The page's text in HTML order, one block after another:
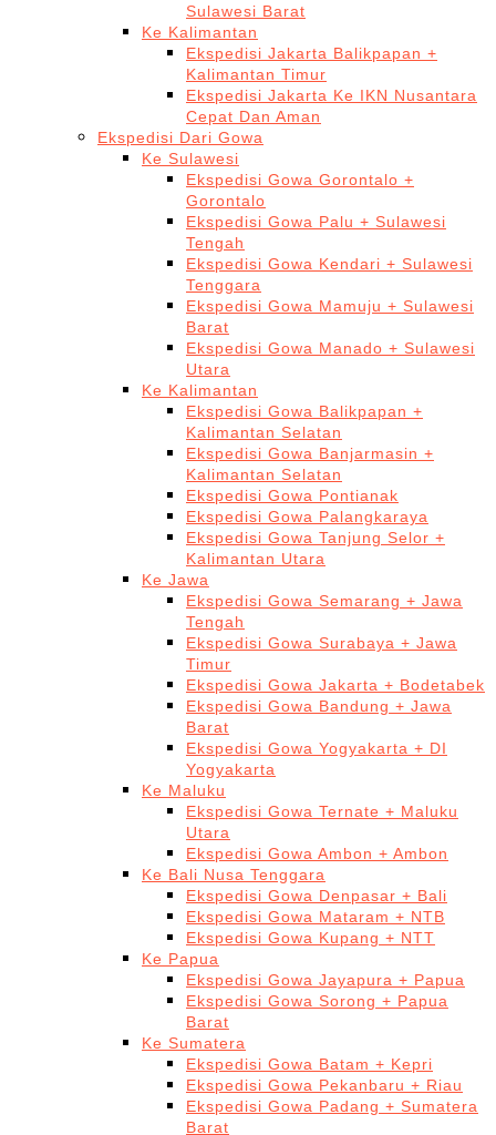
Sulawesi Barat
Ke Kalimantan
Ekspedisi Jakarta Balikpapan +
Kalimantan Timur
Ekspedisi Jakarta Ke IKN Nusantara
Cepat Dan Aman
Ekspedisi Dari Gowa
Ke Sulawesi
Ekspedisi Gowa Gorontalo +
Gorontalo
Ekspedisi Gowa Palu + Sulawesi
Tengah
Ekspedisi Gowa Kendari + Sulawesi
Tenggara
Ekspedisi Gowa Mamuju + Sulawesi
Barat
Ekspedisi Gowa Manado + Sulawesi
Utara
Ke Kalimantan
Ekspedisi Gowa Balikpapan +
Kalimantan Selatan
Ekspedisi Gowa Banjarmasin +
Kalimantan Selatan
Ekspedisi Gowa Pontianak
Ekspedisi Gowa Palangkaraya
Ekspedisi Gowa Tanjung Selor +
Kalimantan Utara
Ke Jawa
Ekspedisi Gowa Semarang + Jawa
Tengah
Ekspedisi Gowa Surabaya + Jawa
Timur
Ekspedisi Gowa Jakarta + Bodetabek
Ekspedisi Gowa Bandung + Jawa
Barat
Ekspedisi Gowa Yogyakarta + DI
Yogyakarta
Ke Maluku
Ekspedisi Gowa Ternate + Maluku
Utara
Ekspedisi Gowa Ambon + Ambon
Ke Bali Nusa Tenggara
Ekspedisi Gowa Denpasar + Bali
Ekspedisi Gowa Mataram + NTB
Ekspedisi Gowa Kupang + NTT
Ke Papua
Ekspedisi Gowa Jayapura + Papua
Ekspedisi Gowa Sorong + Papua
Barat
Ke Sumatera
Ekspedisi Gowa Batam + Kepri
Ekspedisi Gowa Pekanbaru + Riau
Ekspedisi Gowa Padang + Sumatera
Barat